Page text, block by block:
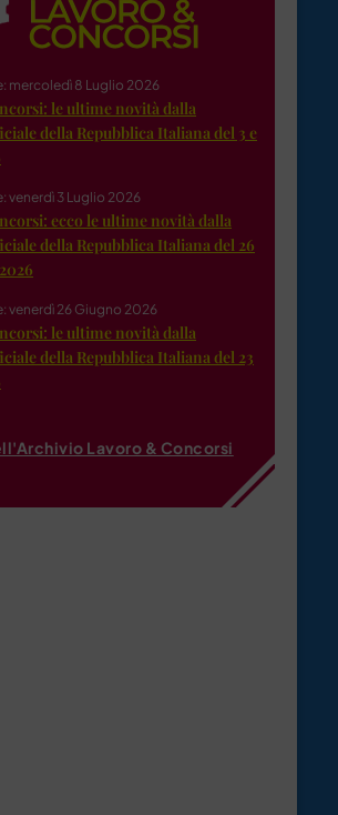
mercoledì 8 Luglio 2026
le ultime novità dalla
della Repubblica Italiana del 3 e
venerdì 3 Luglio 2026
ecco le ultime novità dalla
della Repubblica Italiana del 26
venerdì 26 Giugno 2026
le ultime novità dalla
della Repubblica Italiana del 23
Lavoro & Concorsi